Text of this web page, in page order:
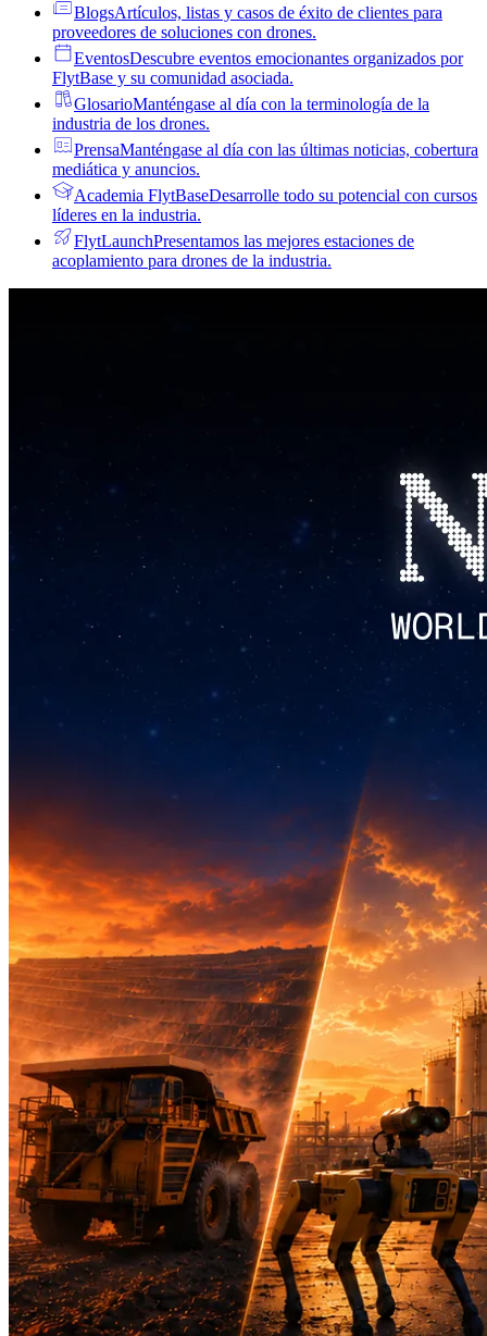
BlogsArtículos, listas y casos de éxito de clientes para
proveedores de soluciones con drones.
EventosDescubre eventos emocionantes organizados por
FlytBase y su comunidad asociada.
GlosarioManténgase al día con la terminología de la
industria de los drones.
PrensaManténgase al día con las últimas noticias, cobertura
mediática y anuncios.
Academia FlytBaseDesarrolle todo su potencial con cursos
líderes en la industria.
FlytLaunchPresentamos las mejores estaciones de
acoplamiento para drones de la industria.